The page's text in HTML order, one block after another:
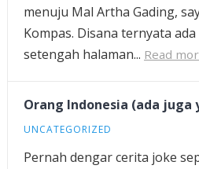
menuju Mal Artha Gading,
Kompas. Disana ternyata
setengah halaman... Read
Orang Indonesia (ada juga
UNCATEGORIZED
Pernah dengar cerita joke